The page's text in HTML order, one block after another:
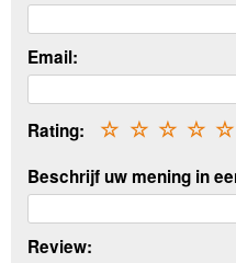
Email:
Rating: ☆
☆
☆
☆
☆
Beschrijf uw mening in
Review: